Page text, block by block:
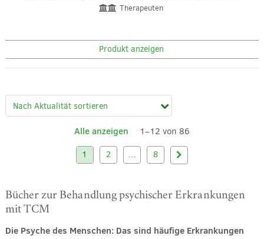
Therapeuten
Produkt anzeigen
Alle anzeigen 1–12 von 86
1 2 … 8
Bücher zur Behandlung psychischer Erkrankungen
mit TCM
Die Psyche des Menschen: Das sind häufige Erkrankungen